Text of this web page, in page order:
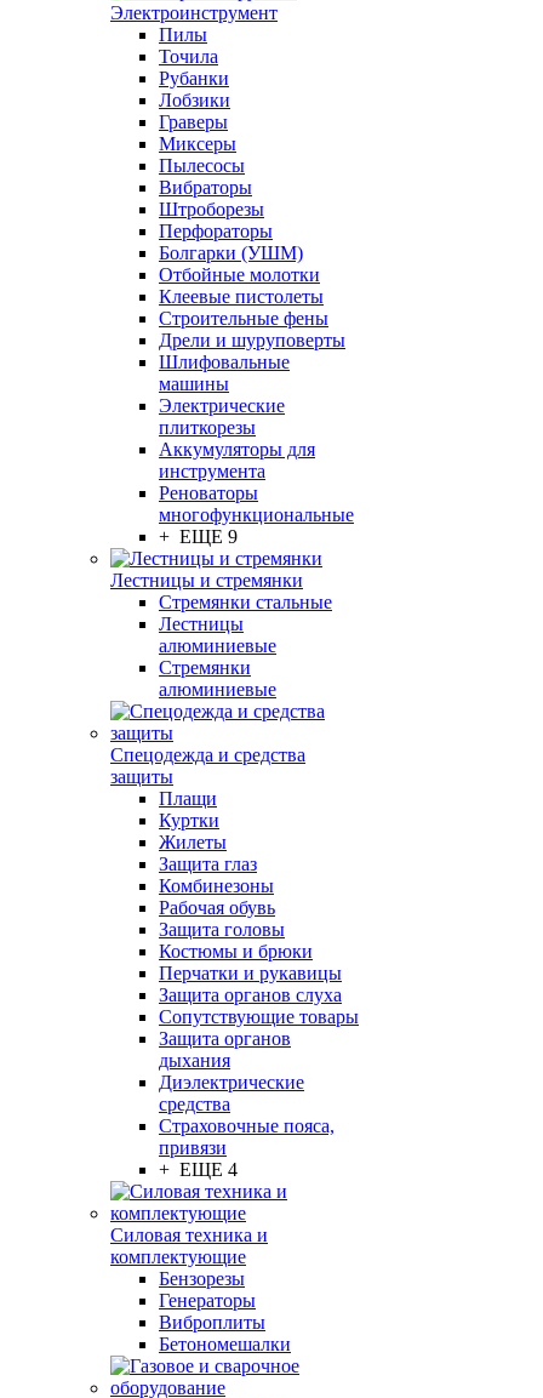
Электроинструмент
Пилы
Точила
Рубанки
Лобзики
Граверы
Миксеры
Пылесосы
Вибраторы
Штроборезы
Перфораторы
Болгарки (УШМ)
Отбойные молотки
Клеевые пистолеты
Строительные фены
Дрели и шуруповерты
Шлифовальные
машины
Электрические
плиткорезы
Аккумуляторы для
инструмента
Реноваторы
многофункциональные
+ ЕЩЕ 9
Лестницы и стремянки
Стремянки стальные
Лестницы
алюминиевые
Стремянки
алюминиевые
Спецодежда и средства
защиты
Плащи
Куртки
Жилеты
Защита глаз
Комбинезоны
Рабочая обувь
Защита головы
Костюмы и брюки
Перчатки и рукавицы
Защита органов слуха
Сопутствующие товары
Защита органов
дыхания
Диэлектрические
средства
Страховочные пояса,
привязи
+ ЕЩЕ 4
Силовая техника и
комплектующие
Бензорезы
Генераторы
Виброплиты
Бетономешалки